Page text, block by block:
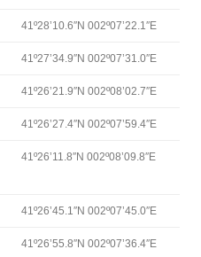
41º28’10.6″N 002º07’22.1″E
41º27’34.9″N 002º07’31.0″E
41º26’21.9″N 002º08’02.7″E
41º26’27.4″N 002º07’59.4″E
41º26’11.8″N 002º08’09.8″E
41º26’45.1″N 002º07’45.0″E
41º26’55.8″N 002º07’36.4″E